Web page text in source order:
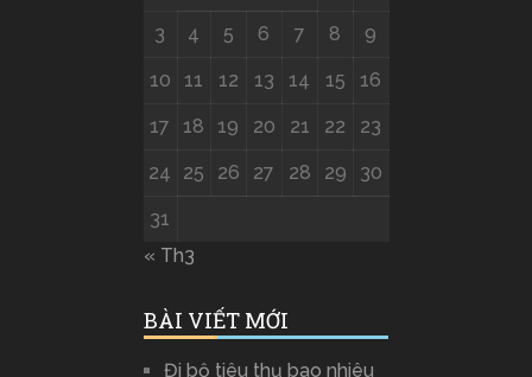
3 4 5 6 7 8 9
10 11 12 13 14 15 16
17 18 19 20 21 22 23
24 25 26 27 28 29 30
31
« Th3
BÀI VIẾT MỚI
Đi bộ tiêu thụ bao nhiêu